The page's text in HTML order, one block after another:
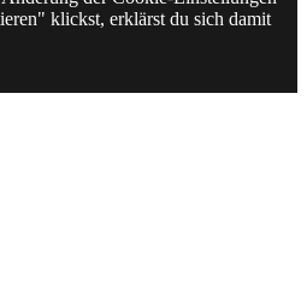
klickst, erklärst du sich damit